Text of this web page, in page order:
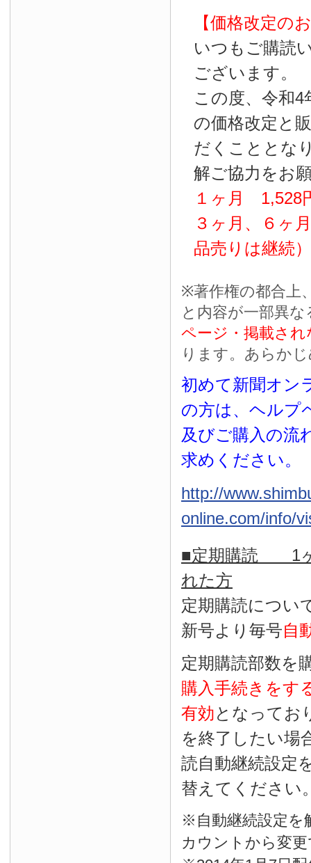
【価格改定の
いつもご購読
ございます。
この度、令和4
の価格改定と
だくこととな
解ご協力をお
１ヶ月 1,528
３ヶ月、６ヶ
品売りは継続）
※著作権の都合上
と内容が一部異な
ページ・掲載され
ります。あらか
初めて新聞オン
の方は、ヘルプ
及びご購入の流
求めください。
http://
online.com/info/
■定期購読 1ヶ
れた方
定期購読につい
新号より毎号自
定期購読部数を
購入手続きをす
有効となってお
を終了したい場
読自動継続設定
替えてください
※自動継続設定を
カウントから変